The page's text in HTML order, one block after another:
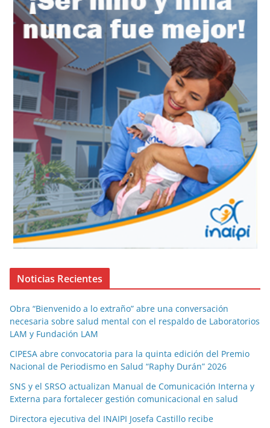
Noticias Recientes
Obra “Bienvenido a lo extraño” abre una conversación
necesaria sobre salud mental con el respaldo de Laboratorios
LAM y Fundación LAM
CIPESA abre convocatoria para la quinta edición del Premio
Nacional de Periodismo en Salud “Raphy Durán” 2026
SNS y el SRSO actualizan Manual de Comunicación Interna y
Externa para fortalecer gestión comunicacional en salud
Directora ejecutiva del INAIPI Josefa Castillo recibe